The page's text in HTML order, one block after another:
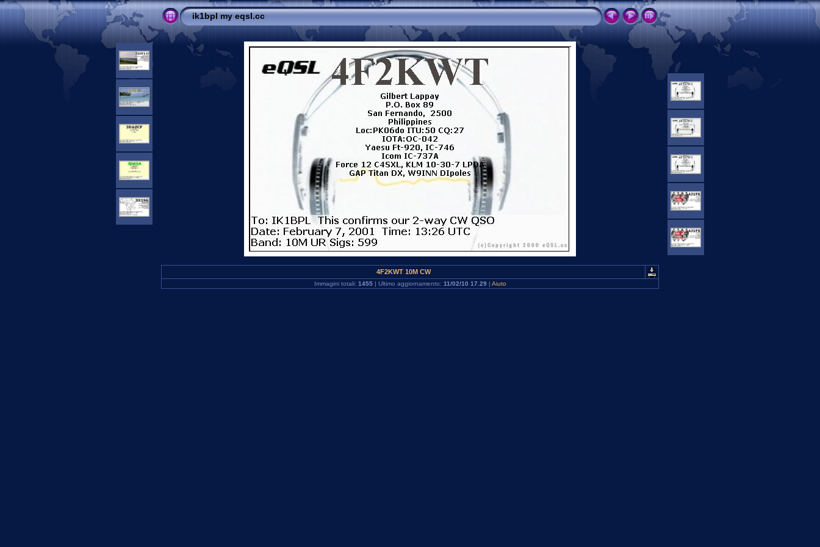
ik1bpl my eqsl.cc
4F2KWT 10M CW
Immagini totali: 1455| Ultimo aggiornamento: 11/02/10 17.29 | Aiuto